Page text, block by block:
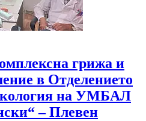
грижа и
в Отделението
на УМБАЛ
– Плевен